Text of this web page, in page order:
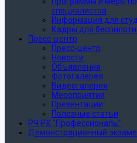
специалистов
Информация для
Кадры для
Пресс-центр
Пресс-центр
Новости
Объявления
Фотогалерея
Видеогалерея
Мероприятия
Презентации
Полезные статьи
РЧ РХ "Профессионалы"
Демонстрационный